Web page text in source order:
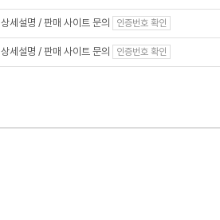
상세설명 / 판매 사이트 문의 인증번호 확인
상세설명 / 판매 사이트 문의 인증번호 확인